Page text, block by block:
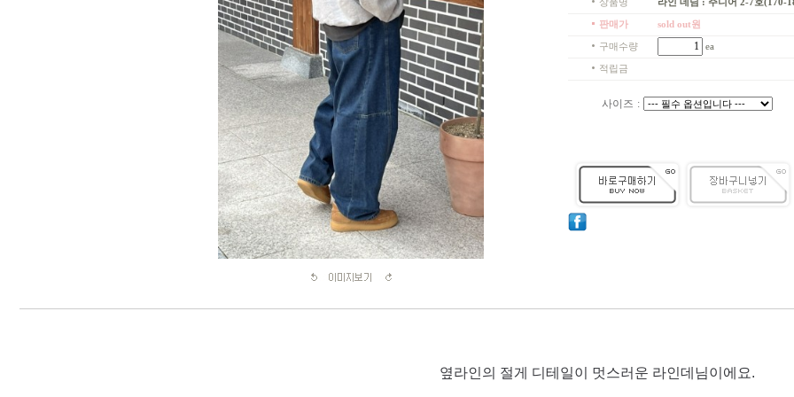
판매가 sold out원
구매수량 ea
적립금
사이즈 :
옆라인의 절게 디테일이 멋스러운 라인데님이에요.